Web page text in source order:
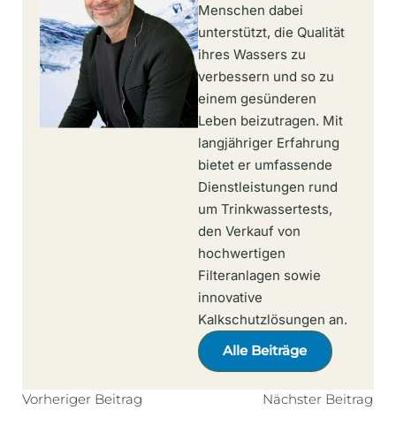
Menschen dabei
unterstützt, die Qualität
ihres Wassers zu
verbessern und so zu
einem gesünderen
Leben beizutragen. Mit
langjähriger Erfahrung
bietet er umfassende
Dienstleistungen rund
um Trinkwassertests,
den Verkauf von
hochwertigen
Filteranlagen sowie
innovative
Kalkschutzlösungen an.
Alle Beiträge
Vorheriger Beitrag Nächster Beitrag